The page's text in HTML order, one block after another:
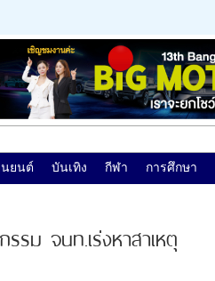
นยนต์ บันเทิง กีฬา การศึกษา
ม จนท.เร่งหาสาเหตุ